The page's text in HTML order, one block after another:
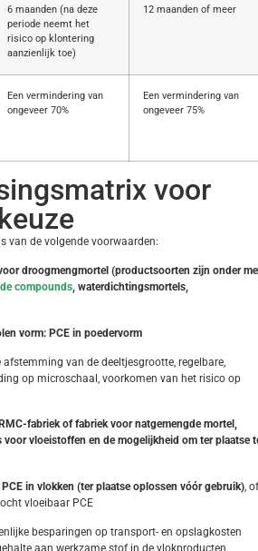
6 maanden (na deze
periode neemt het
risico op klontering
aanzienlijk toe)
12 maanden of meer
Een vermindering van
ongeveer 70%
Een vermindering van
ongeveer 75%
voor
van de volgende voorwaarden:
droogmengmortel (productsoorten zijn onder
compounds, waterdichtingsmortels,
vorm: PCE in poedervorm
afstemming van de deeltjesgrootte, regelbare,
op microschaal, voorkomen van het risico op
fabriek of fabriek voor natgemengde mortel,
vloeistoffen en de mogelijkheid om ter plaatse
in vlokken (ter plaatse oplossen vóór gebruik) , of
vloeibaar PCE
besparingen op transport- en opslagkosten
aan werkzame stof in de vlokproducten.